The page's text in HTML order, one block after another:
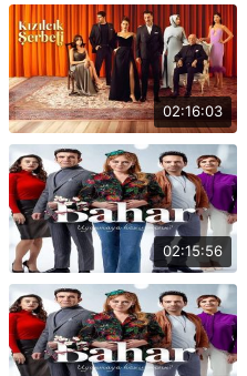
02:16:03
02:15:56